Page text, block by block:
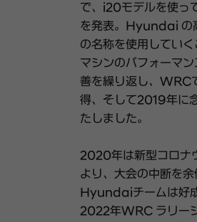
で、i20モデルを使っ
を発表。Hyundai の
の名称を使用していく
マシンのパフォーマ
善を繰り返し、WRC
得、そして2019年に
たしました。
2020年は新型コロナ
より、大会の中断を余
Hyundaiチームは好
2022年WRC ラリー